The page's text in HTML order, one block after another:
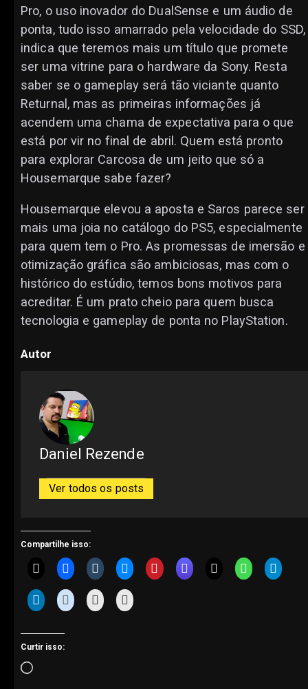
Pro, o uso inovador do DualSense e um áudio de
ponta, tudo isso amarrado pela velocidade do SSD,
indica que teremos mais um título que promete
ser uma vitrine para o hardware da Sony. Resta
saber se o gameplay será tão viciante quanto
Returnal, mas as primeiras informações já
acendem uma chama de expectativa para o que
está por vir no final de abril. Quem está pronto
para explorar Carcosa de um jeito que só a
Housemarque sabe fazer?
Housemarque elevou a aposta e Saros parece ser
mais uma joia no catálogo do PS5, especialmente
para quem tem o Pro. As promessas de imersão e
otimização gráfica são ambiciosas, mas com o
histórico do estúdio, temos bons motivos para
acreditar. É um prato cheio para quem busca
tecnologia e gameplay de ponta no PlayStation.
Autor
Daniel Rezende
Ver todos os posts
Compartilhe isso:
Curtir isso: